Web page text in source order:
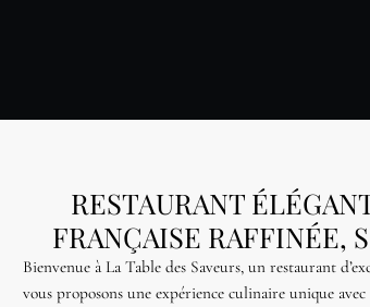
RESTAURANT
FRANÇAISE RAFFINÉE,
Bienvenue à La Table des Saveurs, un restaurant
vous proposons une expérience culinaire unique